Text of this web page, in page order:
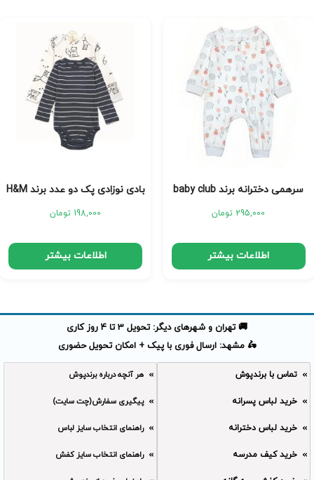
سرهمی دخترانه برند baby club
295,000 تومان
اطلاعات بیشتر
بادی نوزادی پک دو عدد برند H&M
198,000 تومان
اطلاعات بیشتر
🚚 تهران و شهرهای دیگر: تحویل 3 تا 4 روز کاری
🛵 مشهد: ارسال فوری با پیک + امکان تحویل حضوری
تماس با برندپوش
خرید لباس پسرانه
خرید لباس دخترانه
خرید کیف مدرسه
هر آنچه درباره برندپوش
پیگیری سفارش(چت سایت)
راهنمای انتخاب سایز لباس
راهنمای انتخاب سایز کفش